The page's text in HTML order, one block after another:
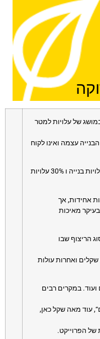
של עלויות למטר
עצמה ואינו לקוח
ניתן לחלק את העלויות השונות ל 70% עלויות בנייה ו 30% עלויות
אחידות, אך
מאיכות
הריצוף שבו
ואחרות עולות
ועוד. במקרים רבים
עוד מאה שקל כאן,
של הפרוייקט.